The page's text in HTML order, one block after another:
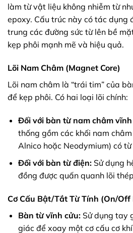
làm từ vật liệu không nhiễm từ
epoxy. Cấu trúc này có tác dụng
trung các đường sức từ lên bề
kẹp phôi mạnh mẽ và hiệu quả.
Lõi Nam Châm (Magnet Core)
Lõi nam châm là “trái tim” của
để kẹp phôi. Có hai loại lõi chính:
Đối với bàn từ nam châm
thống gồm các khối nam
Alnico hoặc Neodymium) có
Đối với bàn từ điện:Sử dụng
đồng được quấn quanh lõi
Cơ Cấu Bật/Tắt Từ Tính (On/Off
Bàn từ vĩnh cửu:Sử dụng tay
giác để xoay một cơ cấu cơ